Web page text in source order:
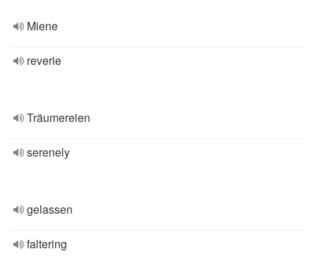
Miene
reverie
Träumereien
serenely
gelassen
faltering